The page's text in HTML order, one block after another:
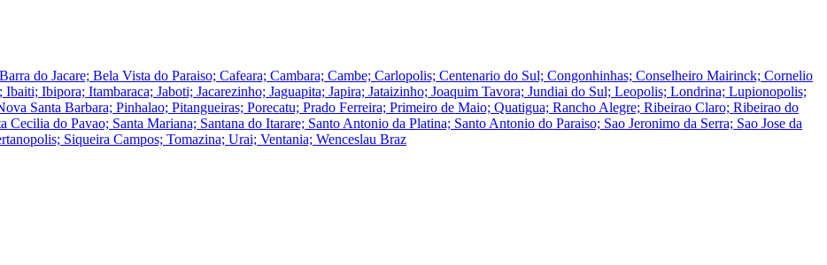
do Jacare; Bela Vista do Paraiso; Cafeara; Cambara; Cambe; Carlopolis; Centenario do Sul; Congonhinhas; Conselheiro Mairinck; Cornelio
Ibipora; Itambaraca; Jaboti; Jacarezinho; Jaguapita; Japira; Jataizinho; Joaquim Tavora; Jundiai do Sul; Leopolis; Londrina; Lupionopolis;
Santa Barbara; Pinhalao; Pitangueiras; Porecatu; Prado Ferreira; Primeiro de Maio; Quatigua; Rancho Alegre; Ribeirao Claro; Ribeirao do
do Pavao; Santa Mariana; Santana do Itarare; Santo Antonio da Platina; Santo Antonio do Paraiso; Sao Jeronimo da Serra; Sao Jose da
Siqueira Campos; Tomazina; Urai; Ventania; Wenceslau Braz